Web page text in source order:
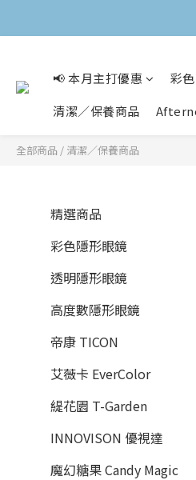
📢 本月主打優惠 彩
清潔／保養商品
全部商品 / 清潔／保養商品
精選商品
彩色隱形眼鏡
透明隱形眼鏡
高度數隱形眼鏡
帝康 TICON
艾薇卡 EverColor
緹花園 T-Garden
INNOVISON 優視達
魔幻糖果 Candy Magic